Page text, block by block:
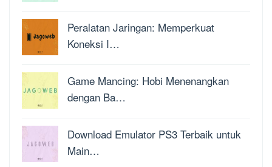
Peralatan Jaringan: Memperkuat
Koneksi I…
Game Mancing: Hobi Menenangkan
dengan Ba…
Download Emulator PS3 Terbaik untuk
Main…